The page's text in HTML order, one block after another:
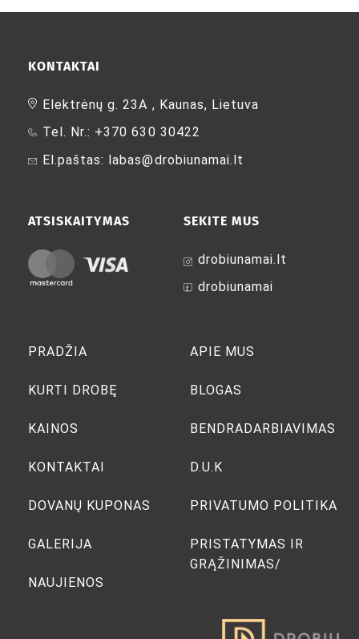
PRADŽIA
KURTI DROBĘ
KAINOS
KONTAKTAI
DOVANŲ KUPONAS
GALERIJA
NAUJIENOS
APIE MUS
BLOGAS
BENDRADARBIAVIMAS
D.U.K
PRIVATUMO POLITIKA
PRISTATYMAS IR
GRĄŽINIMAS/
SEKITE MUS
drobiunamai.lt
drobiunamai
ATSISKAITYMAS
KONTAKTAI
Elektrėnų g. 23A , Kaunas, Lietuva
Tel. Nr.: +370 630 30422
El.paštas: labas@drobiunamai.lt